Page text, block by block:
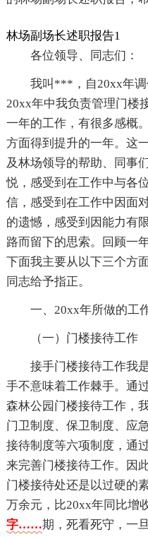
林场副场长述职报告1
各位领导、同志们：
我叫***，自20xx年
20xx年中我负责管理门楼
一年的工作，有很多感概
方面得到提升的一年。这
及林场领导的帮助、同事
悦，感受到在工作中与各
信，感受到在工作中因面
的遗憾，感受到因能力有
路而留下的思索。回顾一
下面我主要从以下三个方
同志给予指正。
一、20xx年所做的工
（一）门楼接待工作
接手门楼接待工作我
手不意味着工作棘手。通
森林公园门楼接待工作，
门卫制度、保卫制度、应
接待制度等六项制度，通
来完善门楼接待工作。因
门楼接待处还是以过硬的
万余元，比20xx年同比增
字……期，死看死守，一